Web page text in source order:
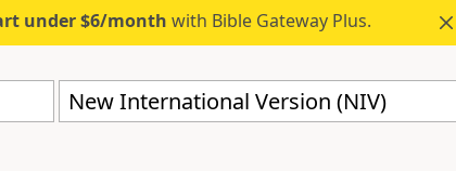
under $6/month with Bible Gateway Plus.
New International Version (NIV)